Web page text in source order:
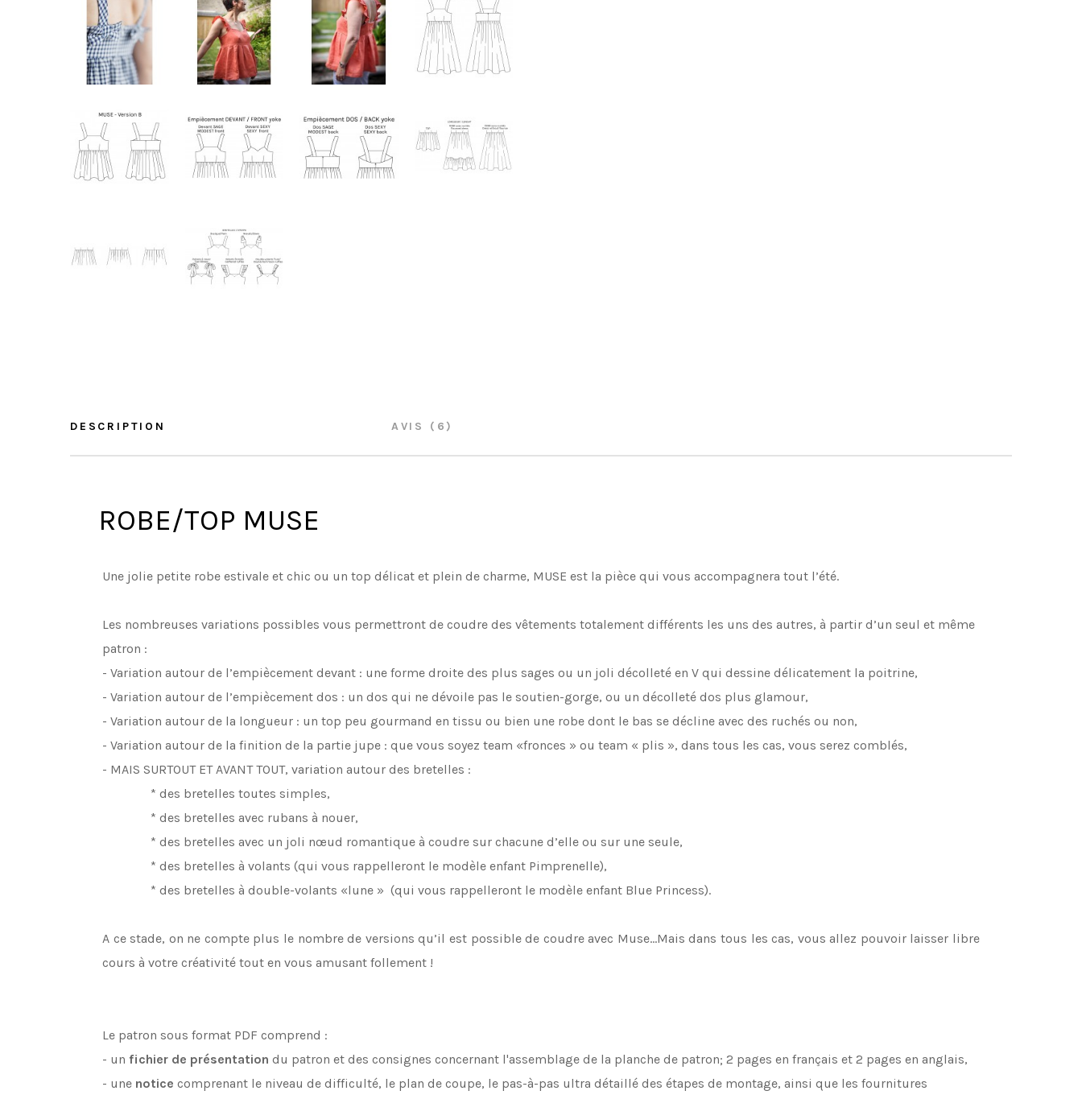
DESCRIPTION AVIS (6)
ROBE/TOP MUSE
Une jolie petite robe estivale et chic ou un top délicat et plein de charme, MUSE est la pièce qui vous accompagnera tout l’été.
Les nombreuses variations possibles vous permettront de coudre des vêtements totalement différents les uns des autres, à partir d’un seul et même
patron :
- Variation autour de l’empiècement devant : une forme droite des plus sages ou un joli décolleté en V qui dessine délicatement la poitrine,
- Variation autour de l’empiècement dos : un dos qui ne dévoile pas le soutien-gorge, ou un décolleté dos plus glamour,
- Variation autour de la longueur : un top peu gourmand en tissu ou bien une robe dont le bas se décline avec des ruchés ou non,
- Variation autour de la finition de la partie jupe : que vous soyez team «fronces » ou team « plis », dans tous les cas, vous serez comblés,
- MAIS SURTOUT ET AVANT TOUT, variation autour des bretelles :
* des bretelles toutes simples,
* des bretelles avec rubans à nouer,
* des bretelles avec un joli nœud romantique à coudre sur chacune d’elle ou sur une seule,
* des bretelles à volants (qui vous rappelleront le modèle enfant Pimprenelle),
* des bretelles à double-volants «lune » (qui vous rappelleront le modèle enfant Blue Princess).
A ce stade, on ne compte plus le nombre de versions qu’il est possible de coudre avec Muse…Mais dans tous les cas, vous allez pouvoir laisser libre
cours à votre créativité tout en vous amusant follement !
Le patron sous format PDF comprend :
- un fichier de présentation du patron et des consignes concernant l'assemblage de la planche de patron; 2 pages en français et 2 pages en anglais,
- une notice comprenant le niveau de difficulté, le plan de coupe, le pas-à-pas ultra détaillé des étapes de montage, ainsi que les fournitures